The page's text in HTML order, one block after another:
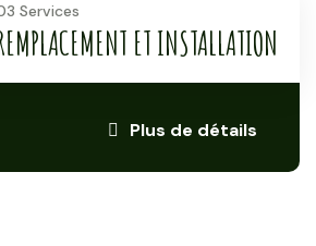
Plus de détails
Services
ET INSTALLATION